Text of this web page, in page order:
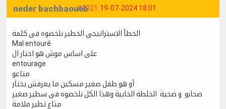
#2921 19-07-2024 18:01
neder bachbaoueb
الخطأ الاستراتيجي الخطير نلخصوه في كلمة
Mal entouré
على اساس موش هو اختار ال
entourage
متاعو
أو هو طفل صغير مسكين ما يعرفش يختار
صحابو و ضحية الخلطة الخايبة وهذا الكل نلخصوه في سطير صغير
متاع تطير ملامة